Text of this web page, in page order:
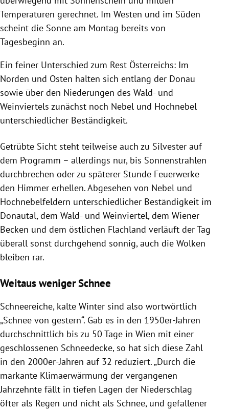
Temperaturen gerechnet. Im Westen und im Süden
scheint die Sonne am Montag bereits von
Tagesbeginn an.
Ein feiner Unterschied zum Rest Österreichs: Im
Norden und Osten halten sich entlang der Donau
sowie über den Niederungen des Wald- und
Weinviertels zunächst noch Nebel und Hochnebel
unterschiedlicher Beständigkeit.
Getrübte Sicht steht teilweise auch zu Silvester auf
dem Programm – allerdings nur, bis Sonnenstrahlen
durchbrechen oder zu späterer Stunde Feuerwerke
den Himmer erhellen. Abgesehen von Nebel und
Hochnebelfeldern unterschiedlicher Beständigkeit im
Donautal, dem Wald- und Weinviertel, dem Wiener
Becken und dem östlichen Flachland verläuft der Tag
überall sonst durchgehend sonnig, auch die Wolken
bleiben rar.
Weitaus weniger Schnee
Schneereiche, kalte Winter sind also wortwörtlich
„Schnee von gestern“. Gab es in den 1950er-Jahren
durchschnittlich bis zu 50 Tage in Wien mit einer
geschlossenen Schneedecke, so hat sich diese Zahl
in den 2000er-Jahren auf 32 reduziert. „Durch die
markante Klimaerwärmung der vergangenen
Jahrzehnte fällt in tiefen Lagen der Niederschlag
öfter als Regen und nicht als Schnee, und gefallener